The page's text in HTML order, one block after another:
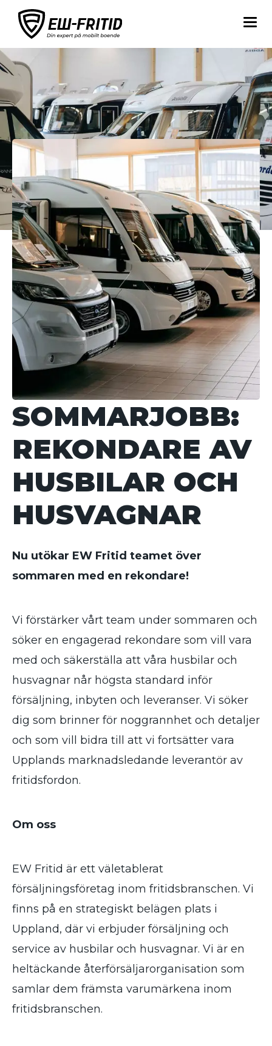
SOMMARJOBB:
REKONDARE AV
HUSBILAR OCH
HUSVAGNAR
Nu utökar EW Fritid teamet över
sommaren med en rekondare!
Vi förstärker vårt team under sommaren och
söker en engagerad rekondare som vill vara
med och säkerställa att våra husbilar och
husvagnar når högsta standard inför
försäljning, inbyten och leveranser. Vi söker
dig som brinner för noggrannhet och detaljer
och som vill bidra till att vi fortsätter vara
Upplands marknadsledande leverantör av
fritidsfordon.
Om oss
EW Fritid är ett väletablerat
försäljningsföretag inom fritidsbranschen. Vi
finns på en strategiskt belägen plats i
Uppland, där vi erbjuder försäljning och
service av husbilar och husvagnar. Vi är en
heltäckande återförsäljarorganisation som
samlar dem främsta varumärkena inom
fritidsbranschen.